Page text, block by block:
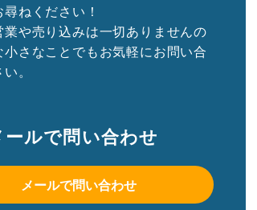
ねください！
業や売り込みは一切ありませんの
小さなことでもお気軽にお問い合
。
ールで問い合わせ
メールで問い合わせ